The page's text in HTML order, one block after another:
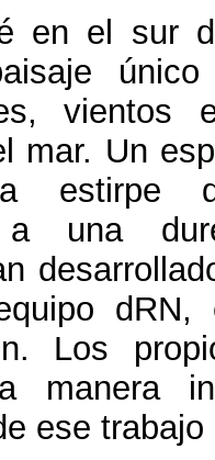
en el sur
único
,vientos
mar. Un
estirpe
a una
dRN,
. Los
manera
ese trabajo